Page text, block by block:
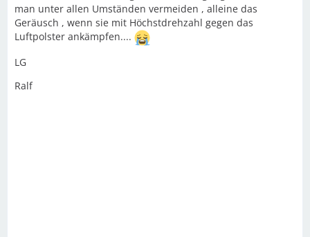
man unter allen Umständen vermeiden , alleine das
Geräusch , wenn sie mit Höchstdrehzahl gegen das
Luftpolster ankämpfen....
LG
Ralf